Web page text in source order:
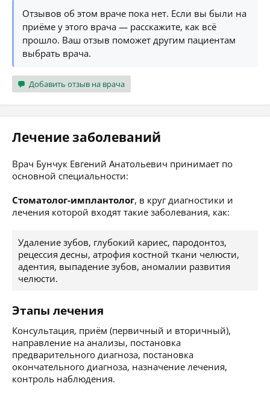
Отзывов об этом враче пока нет. Если вы были на
приёме у этого врача — расскажите, как всё
прошло. Ваш отзыв поможет другим пациентам
выбрать врача.
Добавить отзыв на врача
Лечение заболеваний
Врач Бунчук Евгений Анатольевич принимает по
основной специальности:
Стоматолог-имплантолог, в круг диагностики и
лечения которой входят такие заболевания, как:
Удаление зубов, глубокий кариес, пародонтоз,
рецессия десны, атрофия костной ткани челюсти,
адентия, выпадение зубов, аномалии развития
челюсти.
Этапы лечения
Консультация, приём (первичный и вторичный),
направление на анализы, постановка
предварительного диагноза, постановка
окончательного диагноза, назначение лечения,
контроль наблюдения.